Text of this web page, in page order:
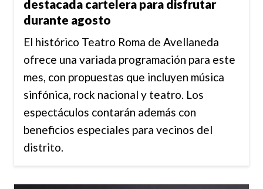
destacada cartelera para disfrutar
durante agosto
El histórico Teatro Roma de Avellaneda
ofrece una variada programación para este
mes, con propuestas que incluyen música
sinfónica, rock nacional y teatro. Los
espectáculos contarán además con
beneficios especiales para vecinos del
distrito.